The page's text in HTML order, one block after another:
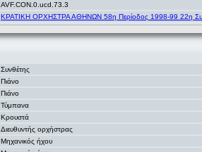
AVF.CON.0.ucd.73.3
ΚΡΑΤΙΚΗ ΟΡΧΗΣΤΡΑ ΑΘΗΝΩΝ 58η Περίοδος 1998-99 22η
Συνθέτης
Πιάνο
Πιάνο
Τύμπανα
Κρουστά
Διευθυντής ορχήστρας
Μηχανικός ήχου